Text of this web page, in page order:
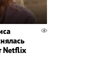
Netflix